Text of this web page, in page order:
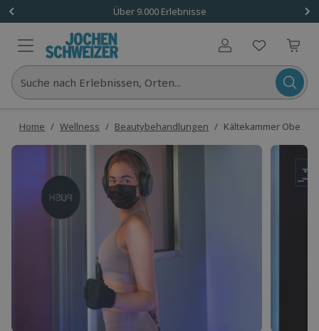
Über 9.000 Erlebnisse
Benutzerkonto
Suche nach Erlebnissen, Orten...
Home / Wellness / Beautybehandlungen / Kältekammer